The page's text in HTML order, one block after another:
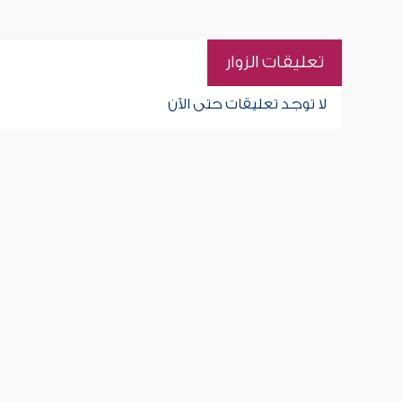
تعليقات الزوار
لا توجد تعليقات حتى الآن